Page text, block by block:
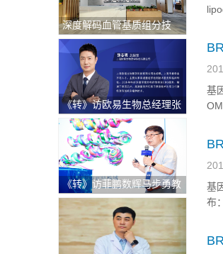
深度解码血管基质组分技
术：重塑退行性骨关节炎治
疗新格局与医疗出海中东新
机遇
《转》访欧易生物总经理张
志明：持续逆势快速增长！
破解科研服务"不可能三
角"的硬核逻辑
《转》访菲鹏数辉马步勇教
授｜AI与分子模拟引领生物
医药创新，“构象选择机制”
开辟药物动态设计新纪元
基
基
布